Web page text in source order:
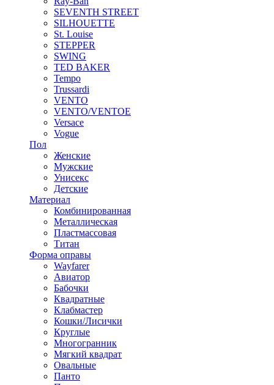
SEVENTH STREET
SILHOUETTE
St. Louise
STEPPER
SWING
TED BAKER
Tempo
Trussardi
VENTO
VENTO/VENTOE
Versace
Vogue
Пол
Женские
Мужские
Унисекс
Детские
Материал
Комбинированная
Металлическая
Пластмассовая
Титан
Форма оправы
Wayfarer
Авиатор
Бабочки
Квадратные
Клабмастер
Кошки/Лисички
Круглые
Многогранник
Мягкий квадрат
Овальные
Панто